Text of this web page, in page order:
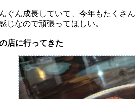
ぐん成長していて、今年もたくさ
じなので頑張ってほしい。
店に行ってきた